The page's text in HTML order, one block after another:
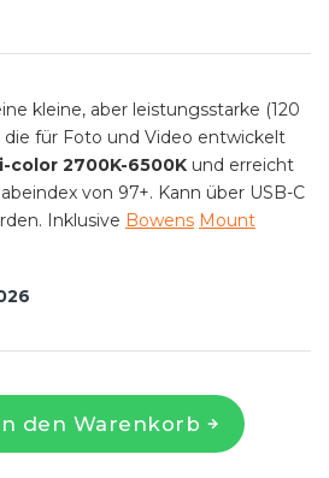
den Warenkorb
kleine, aber leistungsstarke (120
für Foto und Video entwickelt
color 2700K-6500K und erreicht
von 97+. Kann über USB-C
Inklusive Bowens Mount